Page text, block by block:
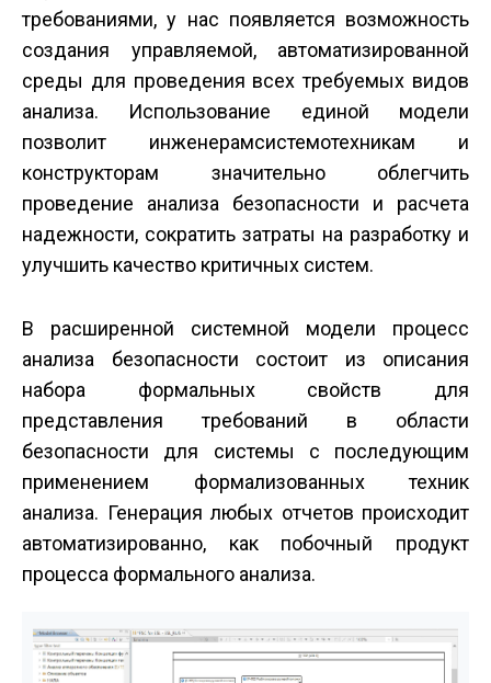
требованиями, у нас появляется возможность
создания управляемой, автоматизированной
среды для проведения всех требуемых видов
анализа. Использование единой модели
позволит инженерам­системотехникам и
конструкторам значительно облегчить
проведение анализа безопасности и расчета
надежности, сократить затраты на разработку и
улучшить качество критичных систем.
В расширенной системной модели процесс
анализа безопасности состоит из описания
набора формальных свойств для
представления требований в области
безопасности для системы с последующим
применением формализованных техник
анализа. Генерация любых отчетов происходит
автоматизированно, как побочный продукт
процесса формального анализа.